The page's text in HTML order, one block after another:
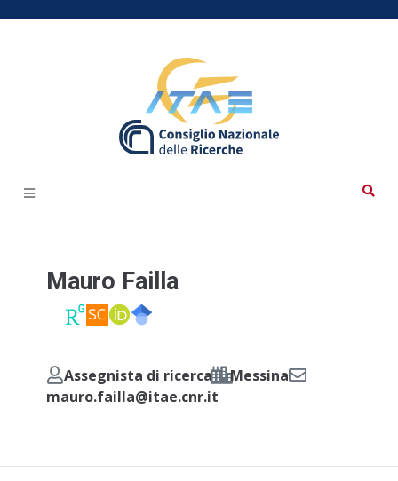
Mauro Failla
Assegnista di ricerca
Messina
mauro.failla@itae.cnr.it